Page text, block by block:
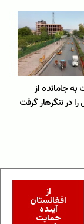
به جامانده از
در ننگرهار گرفت
از
افغانستان
آینده
حمایت